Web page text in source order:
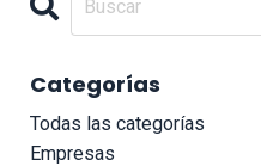
Categorías
Todas las categorías
Empresas